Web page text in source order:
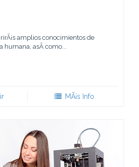
amplios conocimientos de
humana, asÃ­ como...
MÃ¡s Info